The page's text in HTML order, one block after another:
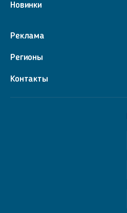
Новинки
Реклама
Регионы
Контакты